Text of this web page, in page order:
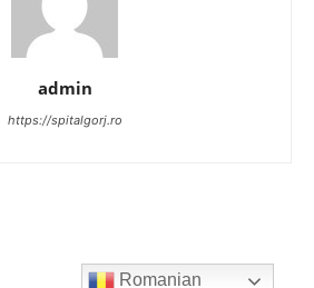
admin
https://spitalgorj.ro
Romanian